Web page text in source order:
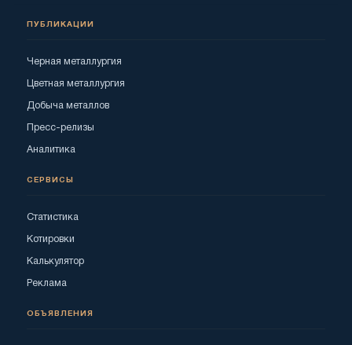
ПУБЛИКАЦИИ
Черная металлургия
Цветная металлургия
Добыча металлов
Пресс-релизы
Аналитика
СЕРВИСЫ
Статистика
Котировки
Калькулятор
Реклама
ОБЪЯВЛЕНИЯ